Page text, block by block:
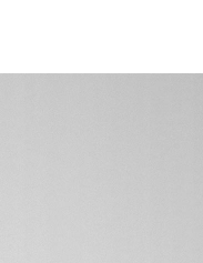
Δίκτυο Καταστημάτων